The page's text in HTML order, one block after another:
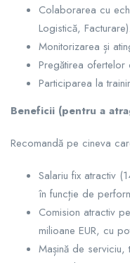
Colaborarea cu
Logistică, Facturare).
Monitorizarea și
Pregătirea
Participarea la
Beneficii (pentru a
Recomandă pe cineva
Salariu fix atractiv
în funcție de
Comision atractiv
milioane EUR, cu
Mașină de serviciu,